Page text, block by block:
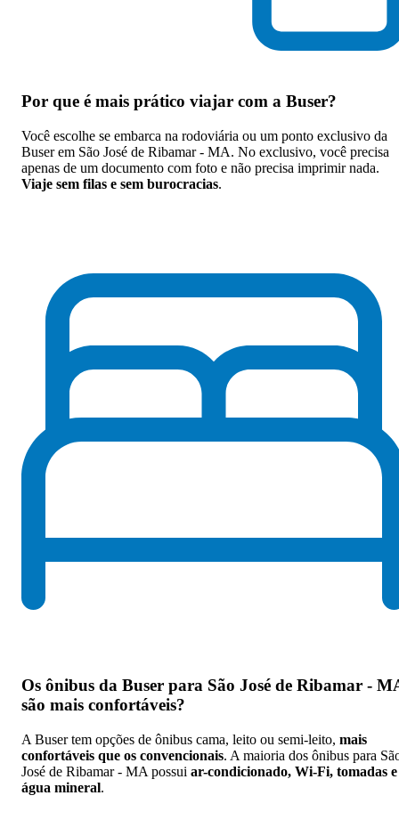
Por que é mais prático viajar com a Buser?
Você escolhe se embarca na rodoviária ou um ponto exclusivo da
Buser em São José de Ribamar - MA. No exclusivo, você precisa
apenas de um documento com foto e não precisa imprimir nada.
Viaje sem filas e sem burocracias.
Os ônibus da Buser para São José de Ribamar -
são mais confortáveis?
A Buser tem opções de ônibus cama, leito ou semi-leito, mais
confortáveis que os convencionais. A maioria dos ônibus para
José de Ribamar - MA possui ar-condicionado, Wi-Fi, tomadas e
água mineral.